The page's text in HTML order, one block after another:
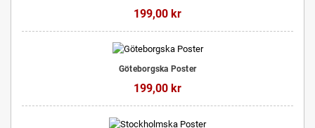
199,00 kr
Göteborgska Poster
199,00 kr